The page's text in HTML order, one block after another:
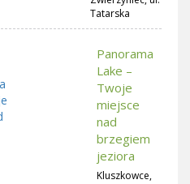
Tatarska
Panorama
Lake –
Twoje
miejsce
nad
brzegiem
jeziora
Kluszkowce,